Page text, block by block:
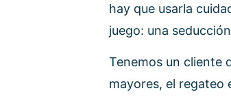
hay que usarla
juego: una
Tenemos un cliente
mayores, el regateo